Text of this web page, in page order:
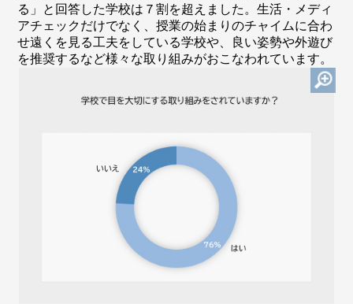
る」と回答した学校は７割を超えました。生活・メディ
アチェックだけでなく、授業の始まりのチャイムに合わ
せ遠くを見る工夫をしている学校や、良い姿勢や外遊び
を推奨するなど様々な取り組みがおこなわれています。